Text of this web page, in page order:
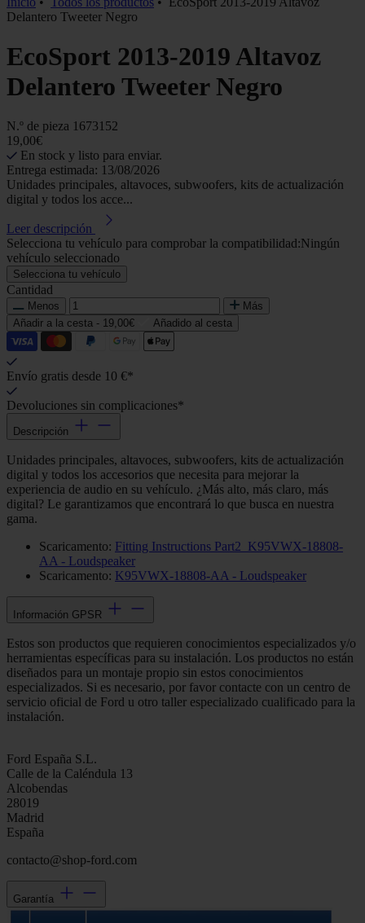
Delantero Tweeter Negro
EcoSport 2013-2019 Altavoz
Delantero Tweeter Negro
N.º de pieza 1673152
19,00€
En stock y listo para enviar.
Entrega estimada: 13/08/2026
Unidades principales, altavoces, subwoofers, kits de actualización
digital y todos los acce...
Leer descripción
Selecciona tu vehículo para comprobar la compatibilidad:Ningún
vehículo seleccionado
Selecciona tu vehículo
Cantidad
Menos
Más
Añadir a la cesta - 19,00€ Añadido al cesta
Envío gratis desde 10 €*
Devoluciones sin complicaciones*
Descripción
Unidades principales, altavoces, subwoofers, kits de actualización
digital y todos los accesorios que necesita para mejorar la
experiencia de audio en su vehículo. ¿Más alto, más claro, más
digital? Le garantizamos que encontrará lo que busca en nuestra
gama.
Scaricamento: Fitting Instructions Part2_K95VWX-18808-
AA - Loudspeaker
Scaricamento: K95VWX-18808-AA - Loudspeaker
Información GPSR
Estos son productos que requieren conocimientos especializados y/o
herramientas específicas para su instalación. Los productos no están
diseñados para un montaje propio sin estos conocimientos
especializados. Si es necesario, por favor contacte con un centro de
servicio oficial de Ford u otro taller especializado cualificado para la
instalación.
Ford España S.L.
Calle de la Caléndula 13
Alcobendas
28019
Madrid
España
contacto@shop-ford.com
Garantía